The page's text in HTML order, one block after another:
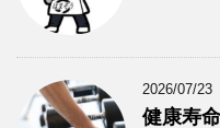
2026/07/23
健康寿